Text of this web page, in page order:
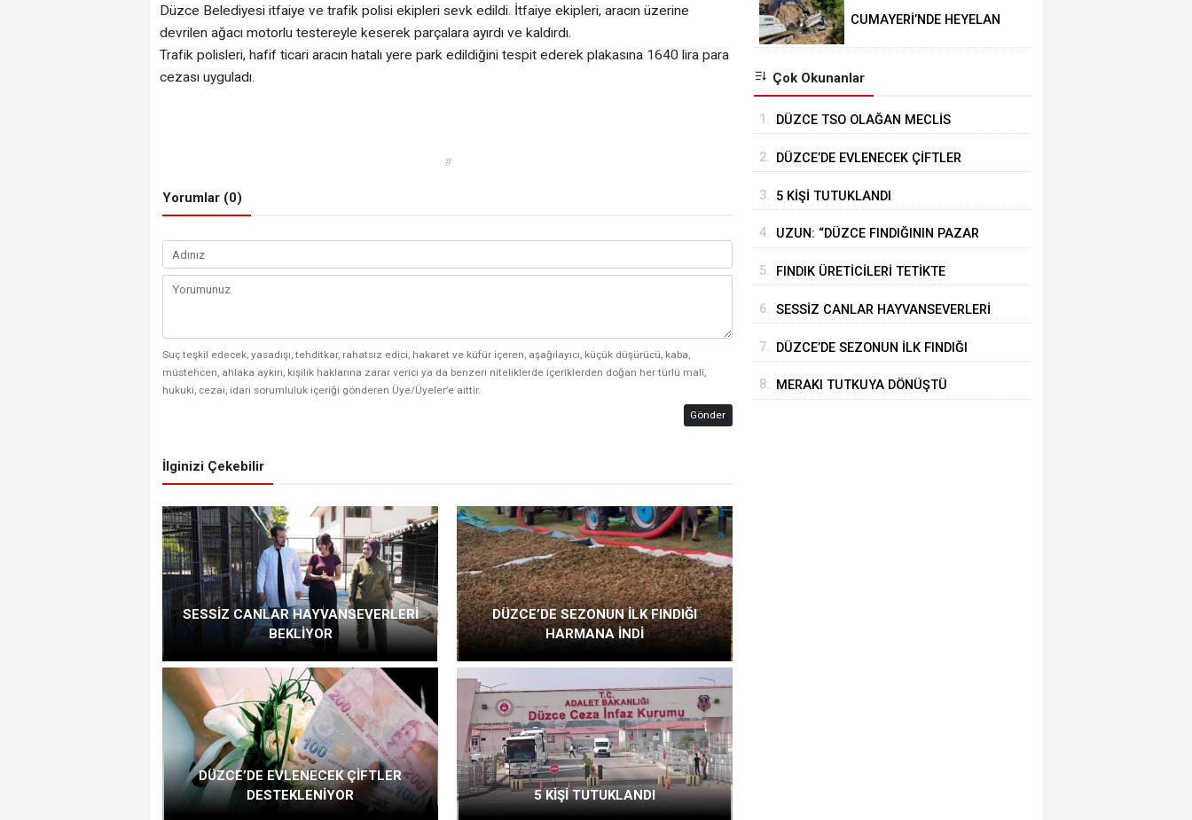
Düzce Belediyesi itfaiye ve trafik polisi ekipleri sevk edildi. İtfaiye ekipleri, aracın üzerine
devrilen ağacı motorlu testereyle keserek parçalara ayırdı ve kaldırdı.
Trafik polisleri, hafif ticari aracın hatalı yere park edildiğini tespit ederek plakasına 1640 lira para
cezası uyguladı.
#
Yorumlar (0)
Suç teşkil edecek, yasadışı, tehditkar, rahatsız edici, hakaret ve küfür içeren, aşağılayıcı, küçük düşürücü, kaba,
müstehcen, ahlaka aykırı, kişilik haklarına zarar verici ya da benzeri niteliklerde içeriklerden doğan her türlü mali,
hukuki, cezai, idari sorumluluk içeriği gönderen Üye/Üyeler’e aittir.
Gönder
İlginizi Çekebilir
SESSİZ CANLAR HAYVANSEVERLERİ
BEKLİYOR
DÜZCE’DE SEZONUN İLK FINDIĞI
HARMANA İNDİ
DÜZCE’DE EVLENECEK ÇİFTLER
DESTEKLENİYOR
5 KİŞİ TUTUKLANDI
CUMAYERİ’NDE HEYELAN
Çok Okunanlar
1. DÜZCE TSO OLAĞAN MECLİS
2. DÜZCE’DE EVLENECEK ÇİFTLER
3. 5 KİŞİ TUTUKLANDI
4. UZUN: “DÜZCE FINDIĞININ PAZAR
5. FINDIK ÜRETİCİLERİ TETİKTE
6. SESSİZ CANLAR HAYVANSEVERLERİ
7. DÜZCE’DE SEZONUN İLK FINDIĞI
8. MERAKI TUTKUYA DÖNÜŞTÜ